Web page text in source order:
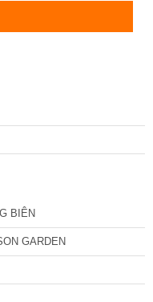
BIÊN
GARDEN